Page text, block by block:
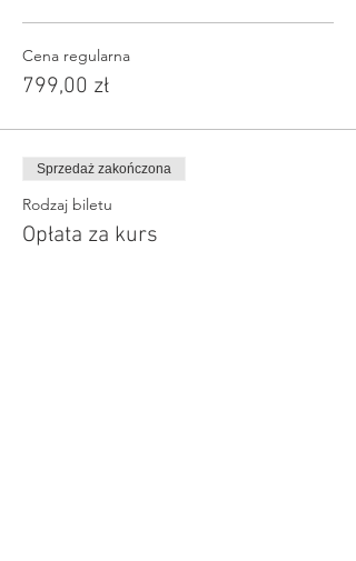
Cena regularna
799,00 zł
Sprzedaż zakończona
Rodzaj biletu
Opłata za kurs